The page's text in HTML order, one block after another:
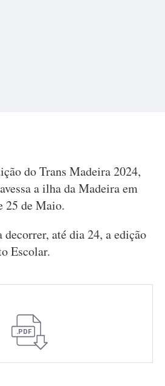
do Trans Madeira 2024,
a ilha da Madeira em
25 de Maio.
até dia 24, a edição
Escolar.
.PDF